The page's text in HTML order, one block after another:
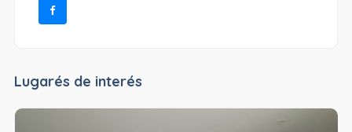
Lugarés de interés